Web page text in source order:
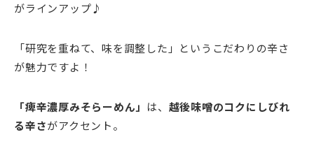
がラインアップ♪
「研究を重ねて、味を調整した」というこだわりの辛さ
が魅力ですよ！
「痺辛濃厚みそらーめん」 は、 越後味噌のコクにしびれ
る辛さがアクセント。